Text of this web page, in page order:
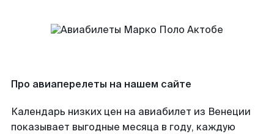
Про авиаперелеты на нашем сайте
Календарь низких цен на авиабилет из Венеции
показывает выгодные месяца в году, каждую